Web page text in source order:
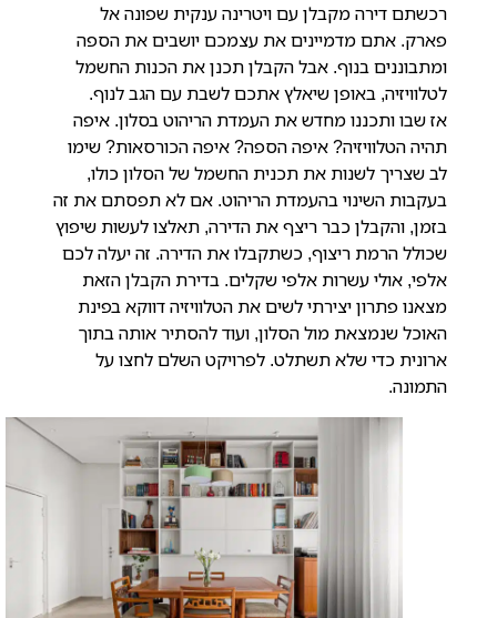
רכשתם דירה מקבלן עם ויטרינה ענקית שפונה אל
פארק. אתם מדמיינים את עצמכם יושבים את הספה
ומתבוננים בנוף. אבל הקבלן תכנן את הכנות החשמל
לטלוויזיה, באופן שיאלץ אתכם לשבת עם הגב לנוף.
אז שבו ותכננו מחדש את העמדת הריהוט בסלון. איפה
תהיה הטלוויזיה? איפה הספה? איפה הכורסאות? שימו
לב שצריך לשנות את תכנית החשמל של הסלון כולו,
בעקבות השינוי בהעמדת הריהוט. אם לא תפסתם את זה
בזמן, והקבלן כבר ריצף את הדירה, תאלצו לעשות שיפוץ
שכולל הרמת ריצוף, כשתקבלו את הדירה. זה יעלה לכם
אלפי, אולי עשרות אלפי שקלים. בדירת הקבלן הזאת
מצאנו פתרון יצירתי לשים את הטלוויזיה דווקא בפינת
האוכל שנמצאת מול הסלון, ועוד להסתיר אותה בתוך
ארונית כדי שלא תשתלט. לפרויקט השלם לחצו על
התמונה.